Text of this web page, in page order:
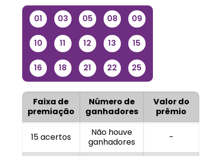
01 03 05 08 09
10 11 12 13 15
16 18 21 22 25
Faixa de
premiação
Número de
ganhadores
Valor do
prêmio
15 acertos
Não houve
ganhadores
-